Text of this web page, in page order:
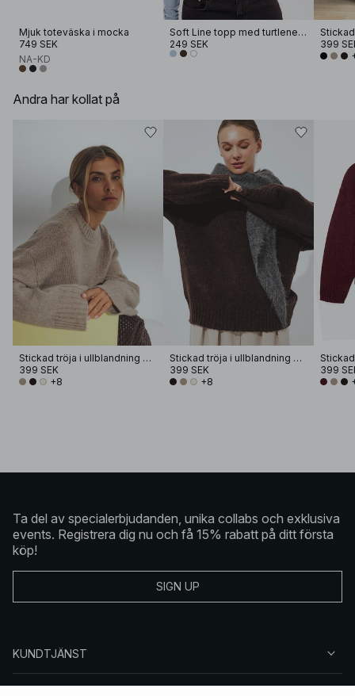
Mjuk toteväska i mocka
749 SEK
NA-KD
Soft Line topp med turtleneck
249 SEK
399
Andra har kollat på
Stickad tröja i ullblandning med rund halsringning
399 SEK
+8
Stickad tröja i ullblandning med rund halsringning
399 SEK
+8
399
Ta del av specialerbjudanden, unika collabs och exklusiva
events. Registrera dig nu och få 15% rabatt på ditt första
köp!
SIGN UP
KUNDTJÄNST